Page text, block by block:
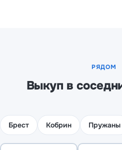
РЯДОМ
Выкуп в
Брест Кобрин Пружаны